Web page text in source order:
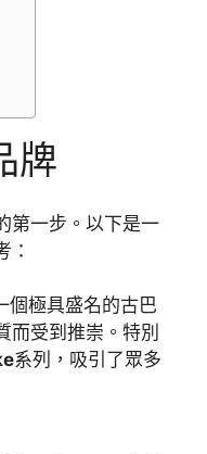
牌
第一步。以下是一
：
個極具盛名的古巴
而受到推崇。特別
系列，吸引了眾多